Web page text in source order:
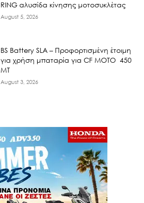
RING αλυσίδα κίνησης μοτοσυκλέτας
August 5, 2026
BS Battery SLA – Προφορτισμένη έτοιμη
για χρήση μπαταρία για CF MOTO 450
MT
August 3, 2026